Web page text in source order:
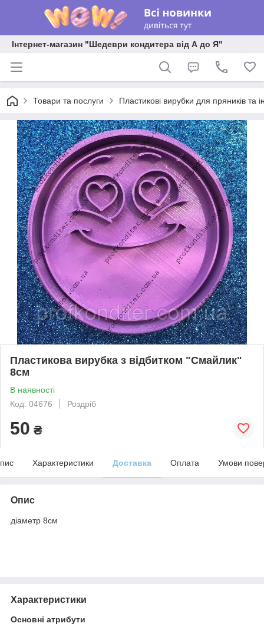
Інтернет-магазин "Шедеври кондитера від А до Я"
Товари та послуги Пластикові вирубки для пряників та
Пластикова вирубка з відбитком "Смайлик"
8см
В наявності
Код: 04676
Роздріб
50 ₴
Характеристики Доставка Оплата Умови
Опис
діаметр 8см
Характеристики
Основні атрибути